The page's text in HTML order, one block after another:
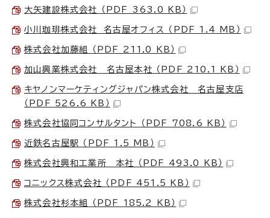
大矢建設株式会社 （PDF 363.0 KB）
小川珈琲株式会社 名古屋オフィス （PDF 1.4 MB）
株式会社加藤組 （PDF 211.0 KB）
加山興業株式会社 名古屋本社 （PDF 210.1 KB）
キヤノンマーケティングジャパン株式会社 名古屋支店
（PDF 526.6 KB）
株式会社協同コンサルタント （PDF 708.6 KB）
近鉄名古屋駅 （PDF 1.5 MB）
株式会社興和工業所 本社 （PDF 493.0 KB）
コニックス株式会社 （PDF 451.5 KB）
株式会社杉本組 （PDF 185.2 KB）